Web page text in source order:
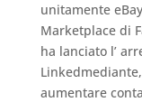
unitamente
Marketplace di
ha lanciato l’
aumentare